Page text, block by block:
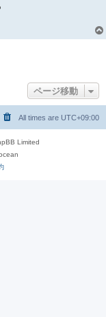
ページ移動
All times are UTC+09:00
Limited